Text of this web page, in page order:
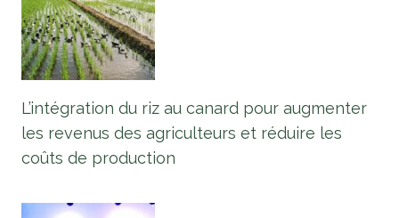
L’intégration du riz au canard pour augmenter
les revenus des agriculteurs et réduire les
coûts de production